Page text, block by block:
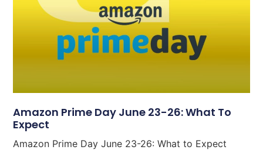
Amazon Prime Day June 23-26: What To
Expect
Amazon Prime Day June 23-26: What to Expect